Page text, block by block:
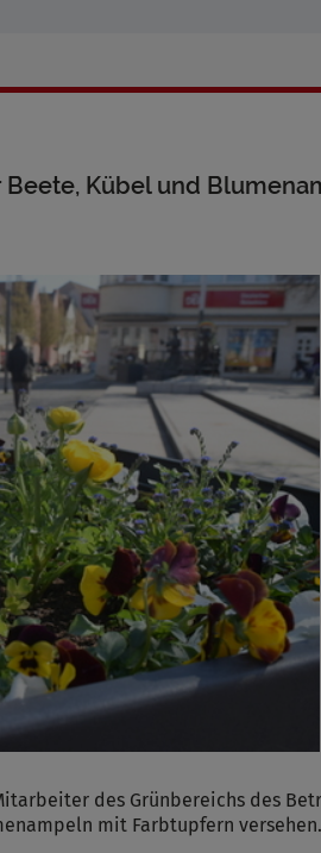
Kübel und
des Grünbereichs des
mit Farbtupfern versehen.